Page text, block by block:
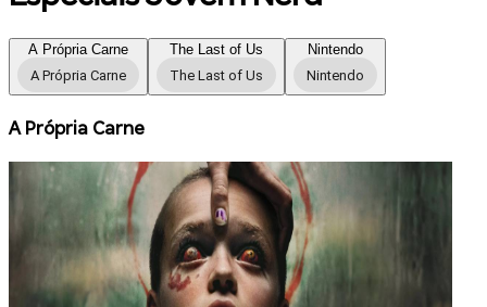
A Própria Carne
A Própria Carne
The Last of Us
The Last of Us
Nintendo
Nintendo
A Própria Carne